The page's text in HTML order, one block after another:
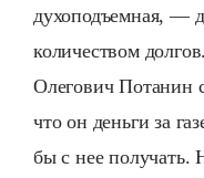
духоподъемная, —
количеством
Олегович Потанин
что он деньги за
бы с нее получать.